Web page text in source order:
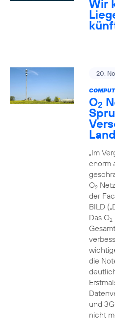
Wir
20.
O2
Land
„Im
enorm
O2
der
BILD
Das O2
die
und
nicht